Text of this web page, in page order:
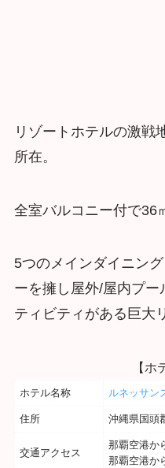
リゾートホテルの激戦
所在。
全室バルコニー付で36
5つのメインダイニン
ーを擁し屋外/屋内プー
ティビティがある巨大
【ホ
ホテル名称 ルネッサン
住所 沖縄県国頭
交通アクセス
那覇空港か
那覇空港か